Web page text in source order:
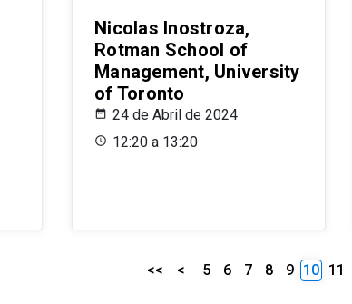
Nicolas Inostroza,
Rotman School of
Management, University
of Toronto
24 de Abril de 2024
12:20 a 13:20
<< < 5 6 7 8 9 10 11